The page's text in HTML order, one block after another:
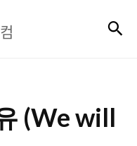
(We will